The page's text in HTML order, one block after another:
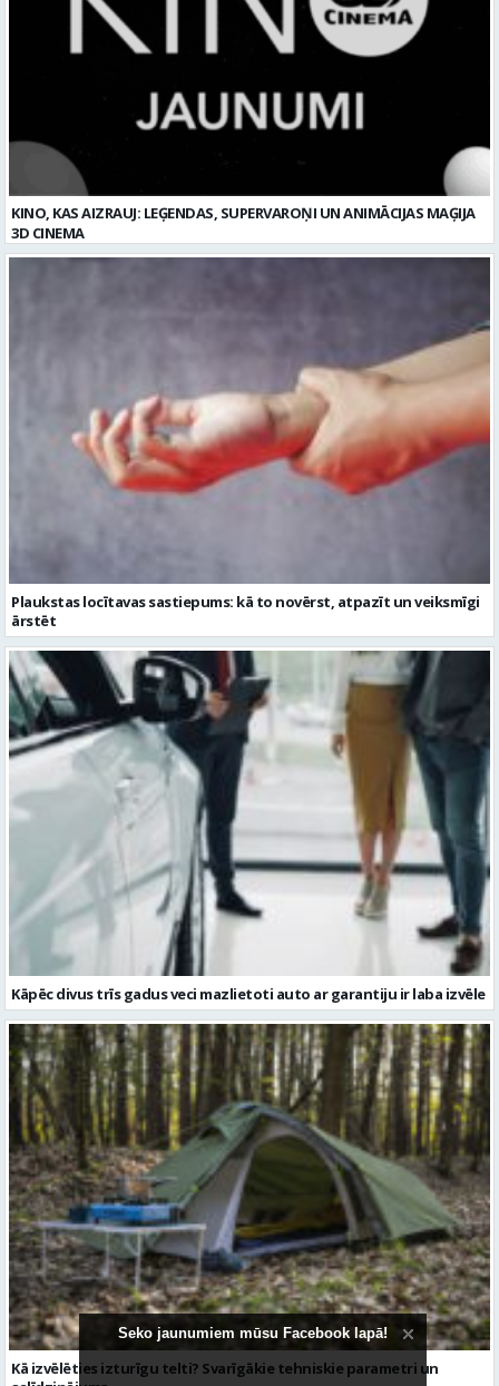
KINO, KAS AIZRAUJ: LEĢENDAS, SUPERVAROŅI UN ANIMĀCIJAS MAĢIJA
3D CINEMA
Plaukstas locītavas sastiepums: kā to novērst, atpazīt un veiksmīgi
ārstēt
Kāpēc divus trīs gadus veci mazlietoti auto ar garantiju ir laba izvēle
Kā izvēlēties izturīgu telti? Svarīgākie tehniskie parametri un
Seko jaunumiem mūsu Facebook lapā!